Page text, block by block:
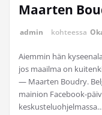
Maarten
admin kohteessa
Aiemmin hän
jos maailma on
— Maarten Boudry.
mainion Facebook-
keskusteluohjelmassa…